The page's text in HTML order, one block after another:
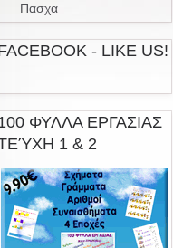
Πασχα
- LIKE US!
ΦΥΛΛΑ ΕΡΓΑΣΙΑΣ
1 & 2